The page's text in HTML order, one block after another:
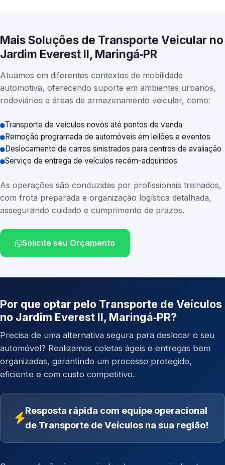
Mais Soluções de Transporte Veicular no
Jardim Everest II, Maringá‑PR
Atuamos em diferentes contextos de mobilidade
automotiva, oferecendo suporte em ambientes urbanos,
rodoviários e áreas de armazenamento veicular, como:
Transporte de veículos novos até pontos de venda
Remoção programada de automóveis em leilões e eventos
Deslocamento de carros sinistrados para centros de avaliação
Serviço de entrega de veículos recém-adquiridos
As operações são conduzidas por profissionais treinados,
com frota preparada e organização logística detalhada,
assegurando cuidado e cumprimento de prazos.
Solicite seu Orçamento
Por que optar pelo Transporte de Veículos
no Jardim Everest II, Maringá‑PR?
Precisa de uma alternativa segura para deslocar o seu
automóvel? Realizamos coletas ágeis e entregas bem
organizadas, garantindo um processo protegido,
eficiente e com custo competitivo.
Resposta rápida com equipe operacional
de Transporte de Veículos na sua região!